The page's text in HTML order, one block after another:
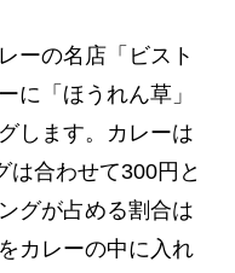
ーの名店「ビスト
に「ほうれん草」
します。カレーは
は合わせて300円と
グが占める割合は
カレーの中に入れ